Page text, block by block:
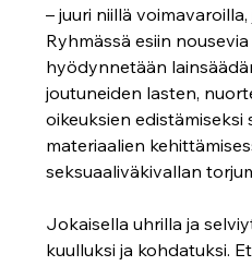
– juuri niillä
Ryhmässä esiin
hyödynnetään
joutuneiden lasten,
oikeuksien
materiaalien
seksuaaliväkivallan
Jokaisella uhrilla ja
kuulluksi ja kohdatuksi.